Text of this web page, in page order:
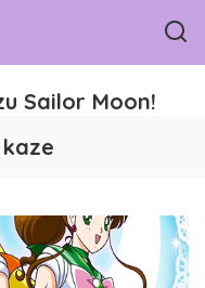
Sailor Moon!
kaze